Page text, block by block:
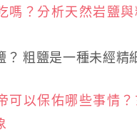
嗎？分析天然岩鹽
？ 粗鹽是一種未經精
可以保佑哪些事情